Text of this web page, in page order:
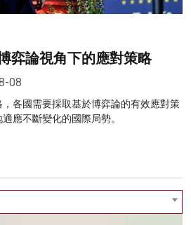
弈論視角下的應對策略
08
各國需要採取基於博弈論的有效應對策
應不斷變化的國際局勢。